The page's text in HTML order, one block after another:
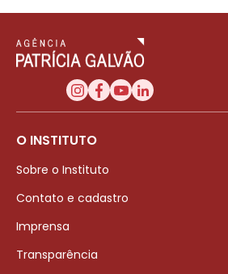
O INSTITUTO
Sobre o Instituto
Contato e cadastro
Imprensa
Transparência